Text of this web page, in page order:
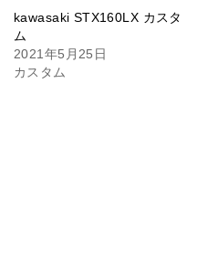
kawasaki STX160LX カスタ
ム
2021年5月25日
カスタム